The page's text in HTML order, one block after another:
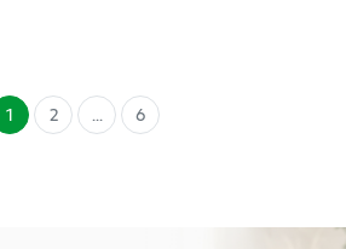
1 2 ... 6